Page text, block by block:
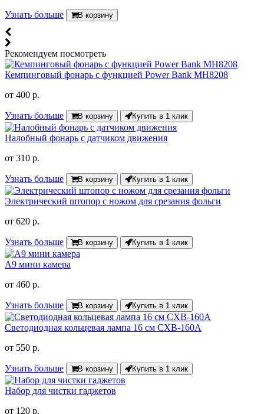
Узнать больше В корзину
Рекомендуем посмотреть
Кемпинговый фонарь с функцией Power Bank MH8208
от 400 р.
Узнать больше В корзину Купить в 1 клик
Налобный фонарь с датчиком движения
от 310 р.
Узнать больше В корзину Купить в 1 клик
Электрический штопор с ножом для срезания фольги
от 620 р.
Узнать больше В корзину Купить в 1 клик
A9 мини камера
от 460 р.
Узнать больше В корзину Купить в 1 клик
Светодиодная кольцевая лампа 16 см CXB-160A
от 550 р.
Узнать больше В корзину Купить в 1 клик
Набор для чистки гаджетов
от 120 р.